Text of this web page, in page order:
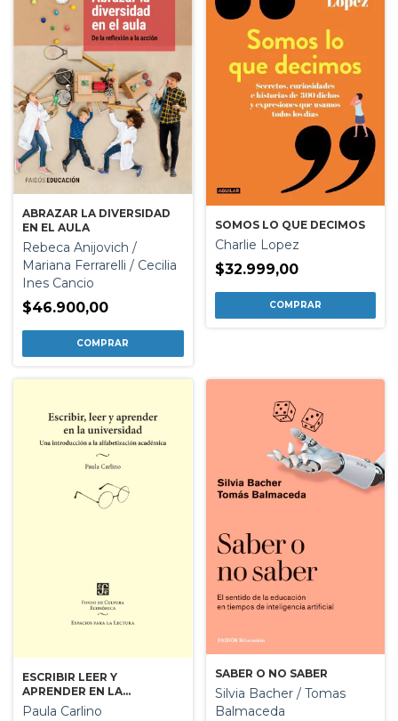
ABRAZAR LA DIVERSIDAD
EN EL AULA
Rebeca Anijovich /
Mariana Ferrarelli / Cecilia
Ines Cancio
$46.900,00
SOMOS LO QUE DECIMOS
Charlie Lopez
$32.999,00
ESCRIBIR LEER Y
APRENDER EN LA
UNIVERSIDAD
Paula Carlino
SABER O NO SABER
Silvia Bacher / Tomas
Balmaceda